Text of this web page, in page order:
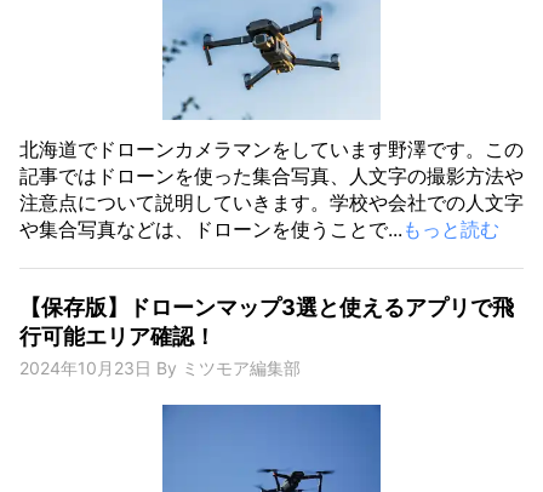
北海道でドローンカメラマンをしています野澤です。この
記事ではドローンを使った集合写真、人文字の撮影方法や
注意点について説明していきます。学校や会社での人文字
や集合写真などは、ドローンを使うことで... もっと読む
【保存版】ドローンマップ3選と使えるアプリで飛
行可能エリア確認！
2024年10月23日 By ミツモア編集部